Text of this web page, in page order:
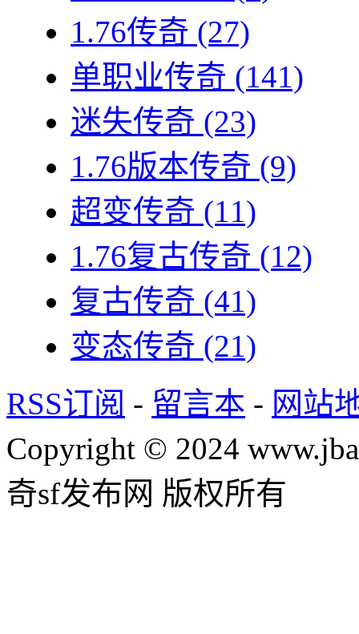
1.76传奇 (27)
单职业传奇 (141)
迷失传奇 (23)
1.76版本传奇 (9)
超变传奇 (11)
1.76复古传奇 (12)
复古传奇 (41)
变态传奇 (21)
RSS订阅 - 留言本 - 网站
Copyright © 2024
奇sf发布网 版权所有